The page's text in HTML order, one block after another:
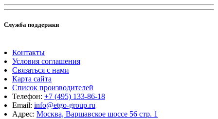
Служба поддержки
Контакты
Условия соглашения
Связаться с нами
Карта сайта
Список производителей
Телефон: +7 (495) 133-86-18
Email: info@etgo-group.ru
Адрес: Москва, Варшавское шоссе 56 стр. 1